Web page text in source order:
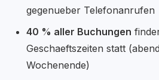
gegenueber Telefonanrufen
40 % aller Buchungen
Geschaeftszeiten statt
Wochenende)